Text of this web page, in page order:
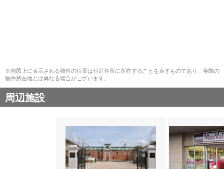
※地図上に表示される物件の位置は付近住所に所在することを表すものであり、実際の
物件所在地とは異なる場合がございます。
周辺施設